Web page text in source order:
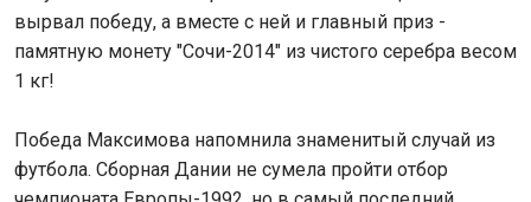
вырвал победу, а вместе с ней и главный приз -
памятную монету "Сочи-2014" из чистого серебра весом
1 кг!
Победа Максимова напомнила знаменитый случай из
футбола. Сборная Дании не сумела пройти отбор